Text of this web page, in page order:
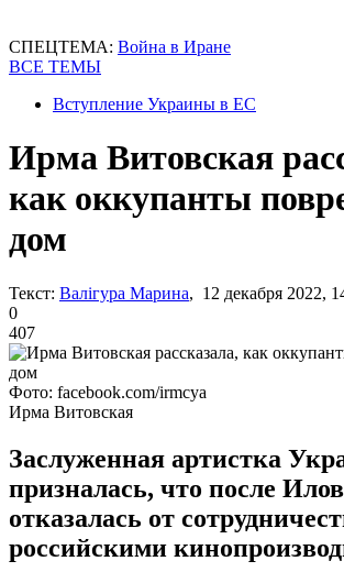
СПЕЦТЕМА: Война в Иране
ВСЕ ТЕМЫ
Вступление Украины в ЕС
Ирма Витовская
как оккупанты
дом
Текст: Валігура Марина, 12 декабря 2022,
0
407
Фото: facebook.com/irmcya
Ирма Витовская
Заслуженная артистка
призналась, что после
отказалась от
российскими